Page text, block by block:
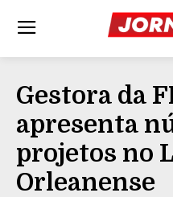
Gestora da
apresenta
projetos no
Orleanense